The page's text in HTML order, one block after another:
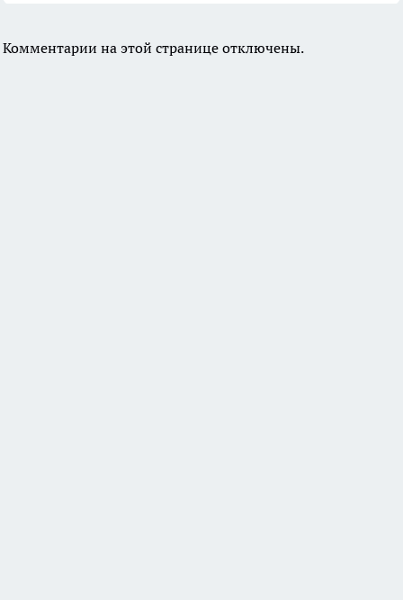
Комментарии на этой странице отключены.